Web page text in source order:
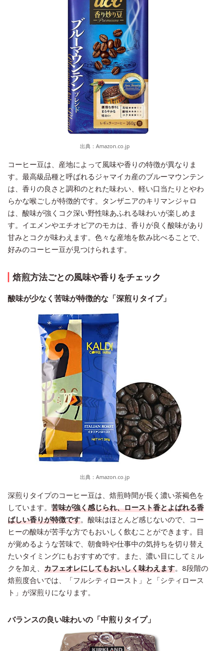
出典： Amazon.co.jp
コーヒー豆は、産地によって風味や香りの特徴が異なりま
す。最高級品種と呼ばれるジャマイカ産のブルーマウンテン
は、香りの良さと調和のとれた味わい、軽い口当たりとやわ
らかな喉ごしが特徴的です。タンザニアのキリマンジャロ
は、酸味が強くコク深い野性味あふれる味わいが楽しめま
す。イエメンやエチオピアのモカは、香りが良く酸味があり
甘みとコクが味わえます。色々な産地を飲み比べることで、
好みのコーヒー豆が見つけられます。
焙煎方法ごとの風味や香りをチェック
酸味が少なく苦味が特徴的な「深煎りタイプ」
出典： Amazon.co.jp
深煎りタイプのコーヒー豆は、焙煎時間が長く濃い茶褐色を
しています。 苦味が強く感じられ、ロースト香とよばれる香
ばしい香りが特徴です。酸味はほとんど感じないので、コー
ヒーの酸味が苦手な方でもおいしく飲むことができます。目
が覚めるような苦味で、朝食時や仕事中の気持ちを切り替え
たいタイミングにもおすすめです。また、濃い目にしてミル
クを加え、 カフェオレにしてもおいしく味わえます。8段階の
焙煎度合いでは、「フルシティロースト」と「シティロース
ト」が深煎りになります。
バランスの良い味わいの「中煎りタイプ」